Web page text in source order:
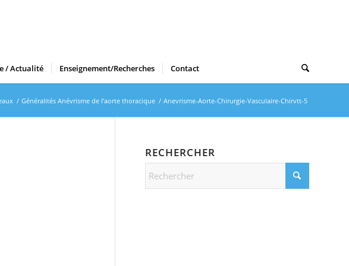
/ Actualité Enseignement/Recherches Contact
/ Généralités Anévrisme de l’aorte thoracique / Anevrisme-Aorte-Chirurgie-Vasculaire-Chirvtt-5
RECHERCHER